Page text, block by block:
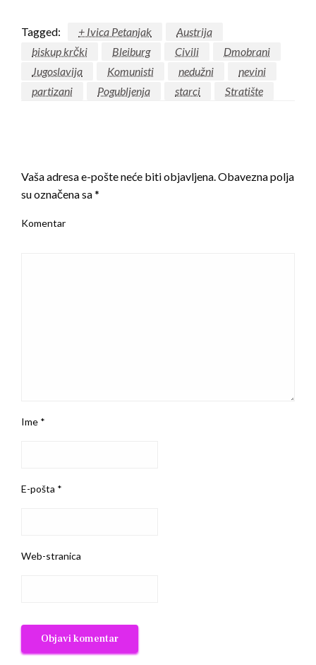
Tagged: + Ivica Petanjak
Austrija
biskup krčki
Bleiburg Civili
Dmobrani
Jugoslavija
Komunisti nedužni
nevini
partizani
Pogubljenja starci Stratište
Vaša adresa e-pošte neće biti objavljena.Obavezna polja
su označena sa*
Komentar
Ime *
E-pošta *
Web-stranica